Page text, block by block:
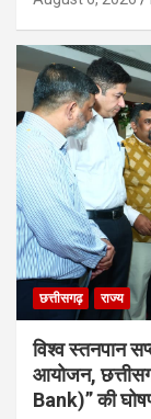
छत्तीसगढ़ राज्य
विश्व स्तनपान
आयोजन,
Bank)” की